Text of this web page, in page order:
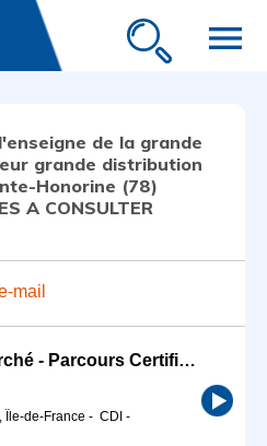
menu
de la grande
grande distribution
Honorine (78)
A CONSULTER
mail
Directeur de Supermarché - Parcours Certifiant (H/F)
Île-de-France - CDI -